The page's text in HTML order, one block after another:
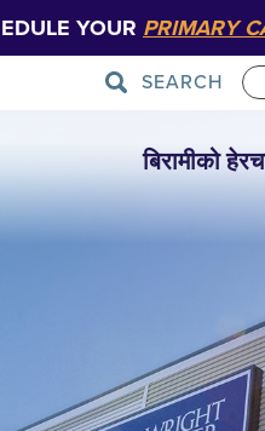
YOUR PRIMARY
SEARCH
बिरामीको